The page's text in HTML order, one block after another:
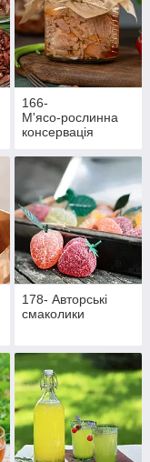
166-
М'ясо‑рослинна
консервація
178- Авторські
смаколики